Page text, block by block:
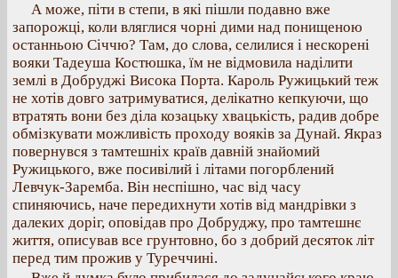
А може, піти в степи, в які пішли подавно вже
запорожці, коли вляглися чорні дими над понищеною
останньою Січчю? Там, до слова, селилися і нескорені
вояки Тадеуша Костюшка, їм не відмовила наділити
землі в Добруджі Висока Порта. Кароль Ружицький теж
не хотів довго затримуватися, делікатно кепкуючи, що
втратять вони без діла козацьку хвацькість, радив добре
обмізкувати можливість проходу вояків за Дунай. Якраз
повернувся з тамтешніх країв давній знайомий
Ружицького, вже посивілий і літами погорблений
Левчук-Заремба. Він неспішно, час від часу
спиняючись, наче передихнути хотів від мандрівки з
далеких доріг, оповідав про Добруджу, про тамтешнє
життя, описував все грунтовно, бо з добрий десяток літ
перед тим прожив у Туреччині.